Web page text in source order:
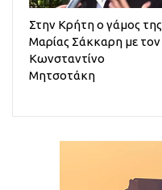
Στην Κρήτη ο γάμος της
Μαρίας Σάκκαρη με τον
Κωνσταντίνο
Μητσοτάκη